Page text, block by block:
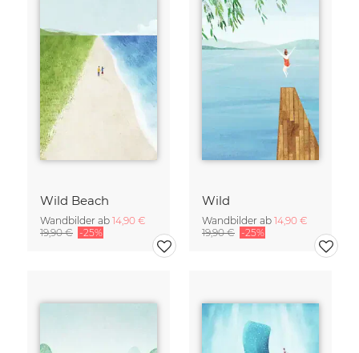
Wild Beach
Wandbilder ab 14,90 €
19,90 € -25%
Wild
Wandbilder ab 14,90 €
19,90 € -25%